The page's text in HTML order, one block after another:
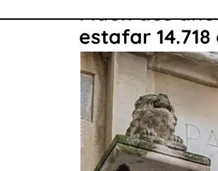
Piden dos
estafar